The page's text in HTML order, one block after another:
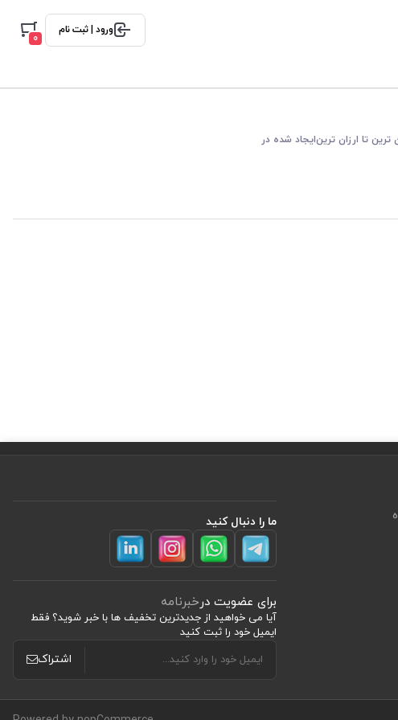
ورود | ثبت نام
0
تا ارزان ترینایجاد شده در
ما را دنبال کنید
برای عضویت درخبرنامه
آیا می خواهید از جدید‌ترین تخفیف‌ ها با‌ خبر شوید؟ فقط
ایمیل خود را ثبت کنید
اشتراک